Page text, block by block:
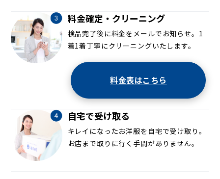
料金確定・クリーニング
検品完了後に料金をメールでお知らせ。1
着1着丁寧にクリーニングいたします。
料金表はこちら
自宅で受け取る
キレイになったお洋服を自宅で受け取り。
お店まで取りに行く手間がありません。